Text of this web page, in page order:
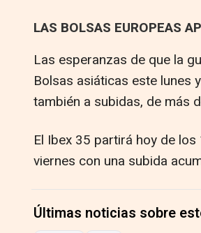
LAS BOLSAS EUROPEAS
Las esperanzas de que la
Bolsas asiáticas este lunes
también a subidas, de más
El Ibex 35 partirá hoy de
viernes con una subida
Últimas noticias sobre